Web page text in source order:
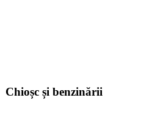
Chioșc și benzinării